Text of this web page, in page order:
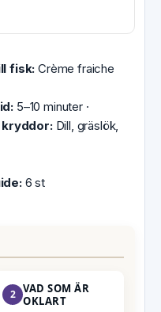
fisk: Crème fraiche
5–10 minuter ·
kryddor:Dill, gräslök,
6 st
2 VAD SOM ÄR
OKLART